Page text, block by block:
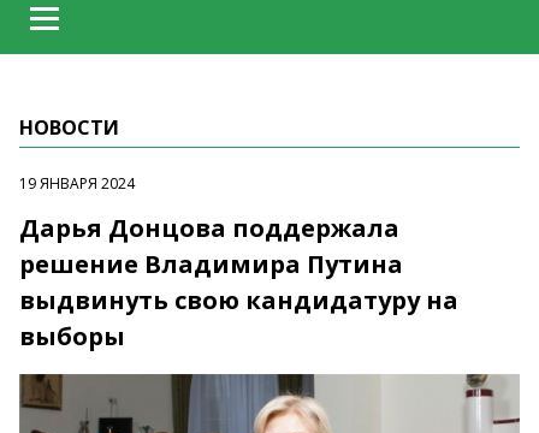
НОВОСТИ
19 ЯНВАРЯ 2024
Дарья Донцова поддержала
решение Владимира Путина
выдвинуть свою кандидатуру на
выборы